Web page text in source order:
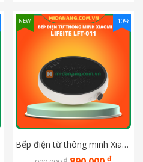
Bếp điện từ thông minh Xiaomi Lifeite LFT-011 99 mức nhiệt (bản quốc tế)
đ đ
-10%
NEW